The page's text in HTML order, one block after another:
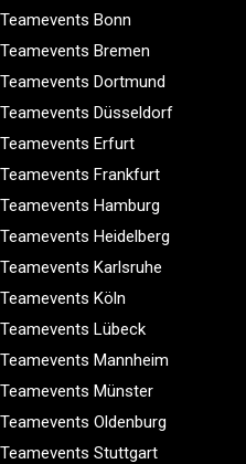
Teamevents Bonn
Teamevents Bremen
Teamevents Dortmund
Teamevents Düsseldorf
Teamevents Erfurt
Teamevents Frankfurt
Teamevents Hamburg
Teamevents Heidelberg
Teamevents Karlsruhe
Teamevents Köln
Teamevents Lübeck
Teamevents Mannheim
Teamevents Münster
Teamevents Oldenburg
Teamevents Stuttgart